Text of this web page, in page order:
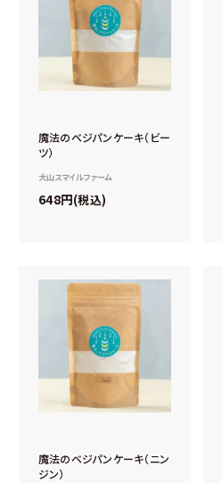
魔法のベジパンケーキ（ビー
ツ）
大山スマイルファーム
648 税込
魔法のベジパンケーキ（ニン
ジン）